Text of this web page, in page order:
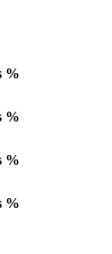
%
%
%
%